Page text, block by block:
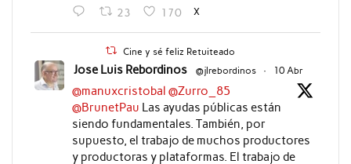
23 170 X
Cine y sé feliz Retuiteado
Jose Luis Rebordinos @jlrebordinos · 10 Abr
@manuxcristobal @Zurro_85
@BrunetPau Las ayudas públicas están
siendo fundamentales. También, por
supuesto, el trabajo de muchos productores
y productoras y plataformas. El trabajo de